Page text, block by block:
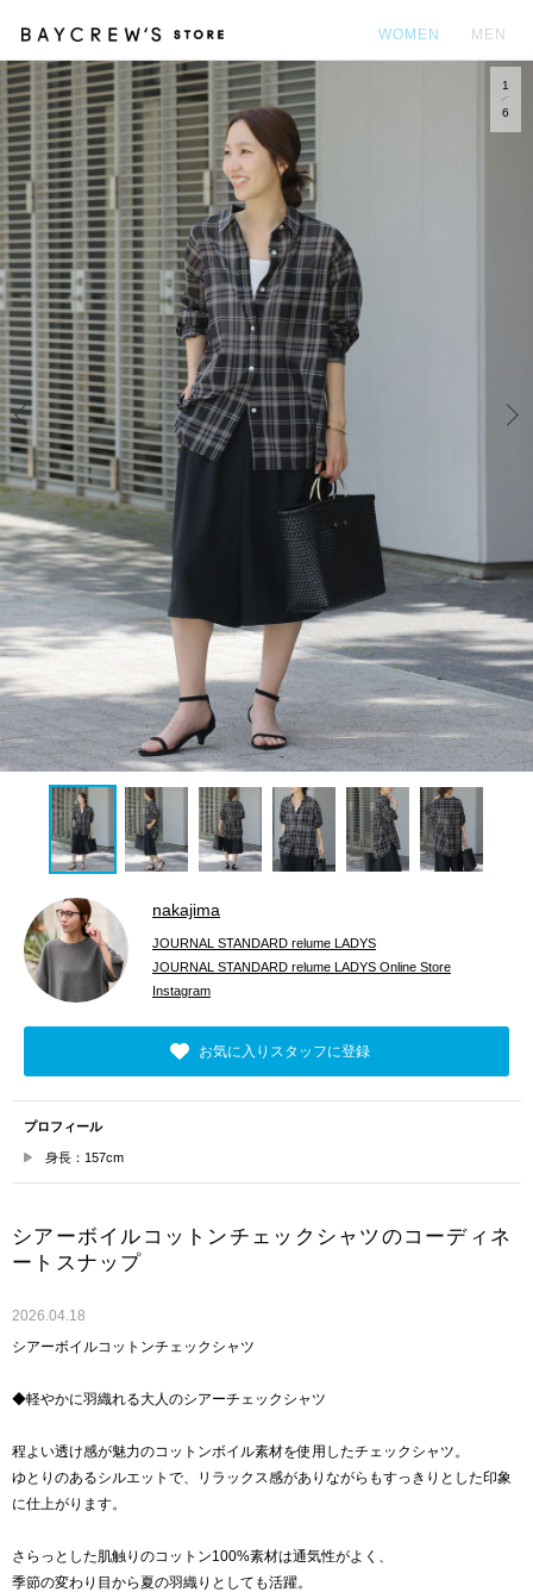
WOMEN MEN
Prev
1
6
nakajima
JOURNAL STANDARD relume LADYS
JOURNAL STANDARD relume LADYS Online Store
Instagram
お気に入りスタッフに登録
プロフィール
身長：157cm
シアーボイルコットンチェックシャツのコーディネ
ートスナップ
2026.04.18
シアーボイルコットンチェックシャツ
◆軽やかに羽織れる大人のシアーチェックシャツ
程よい透け感が魅力のコットンボイル素材を使用したチェックシャツ。
ゆとりのあるシルエットで、リラックス感がありながらもすっきりとした印象
に仕上がります。
さらっとした肌触りのコットン100%素材は通気性がよく、
季節の変わり目から夏の羽織りとしても活躍。